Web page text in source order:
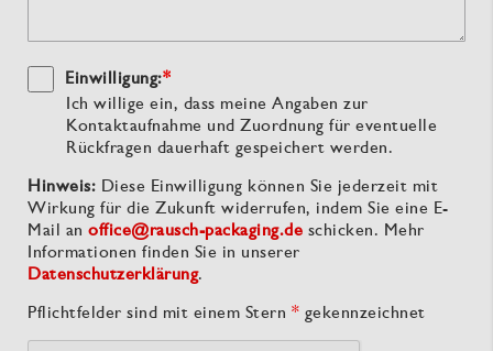
Einwilligung:*
Ich willige ein, dass meine Angaben zur
Kontaktaufnahme und Zuordnung für eventuelle
Rückfragen dauerhaft gespeichert werden.
Hinweis: Diese Einwilligung können Sie jederzeit mit
Wirkung für die Zukunft widerrufen, indem Sie eine E-
Mail an office@rausch-packaging.de schicken. Mehr
Informationen finden Sie in unserer
Datenschutzerklärung.
Pflichtfelder sind mit einem Stern * gekennzeichnet